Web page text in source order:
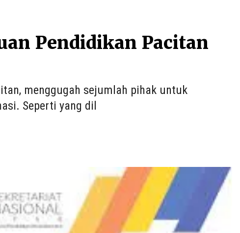
Pendidikan Pacitan
menggugah sejumlah pihak untuk
Seperti yang dil